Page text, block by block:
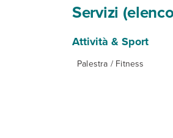
Servizi
Attività & Sport
Palestra / Fitness